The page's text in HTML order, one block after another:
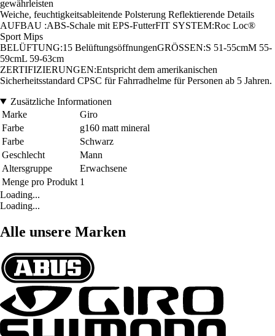
gewährleisten
Weiche, feuchtigkeitsableitende Polsterung Reflektierende Details
AUFBAU :ABS-Schale mit EPS-FutterFIT SYSTEM:Roc Loc®
Sport Mips
BELÜFTUNG:15 BelüftungsöffnungenGRÖSSEN:S 51-55cmM 55-
59cmL 59-63cm
ZERTIFIZIERUNGEN:Entspricht dem amerikanischen
Sicherheitsstandard CPSC für Fahrradhelme für Personen ab 5 Jahren.
Zusätzliche Informationen
Marke
Giro
Farbe
g160 matt mineral
Farbe
Schwarz
Geschlecht
Mann
Altersgruppe
Erwachsene
Menge pro Produkt 1
Loading...
Loading...
Alle unsere Marken